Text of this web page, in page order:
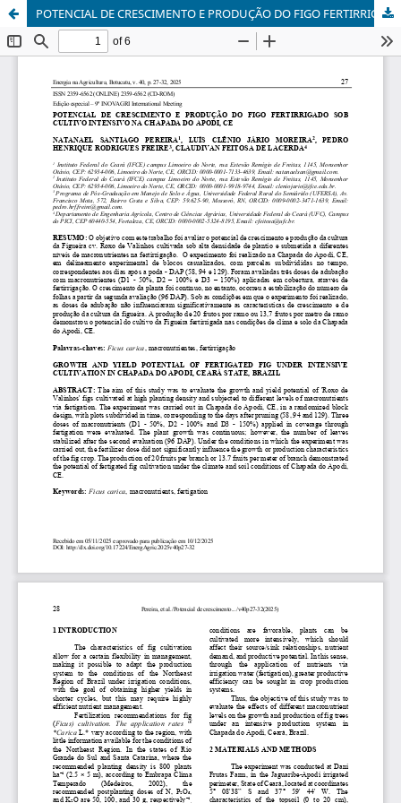
POTENCIAL DE CRESCIMENTO E PRODUÇÃO DO FIGO FERTIRRIGADO SOB CULTIVO INTENSIVO NA CHAPADA DO APODI, CE